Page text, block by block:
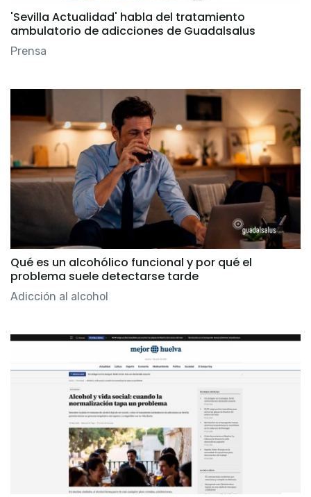
'Sevilla Actualidad' habla del tratamiento
ambulatorio de adicciones de Guadalsalus
Prensa
Qué es un alcohólico funcional y por qué el
problema suele detectarse tarde
Adicción al alcohol